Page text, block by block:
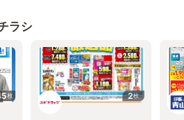
ラシ
枚 2枚